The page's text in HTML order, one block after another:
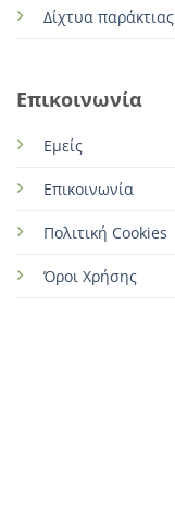
Δίχτυα παράκτιας
Επικοινωνία
Εμείς
Επικοινωνία
Πολιτική Cookies
Όροι Χρήσης